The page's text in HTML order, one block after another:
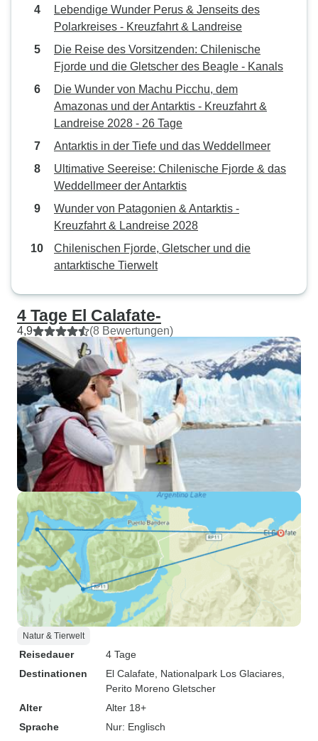
Lebendige Wunder Perus & Jenseits des
Polarkreises - Kreuzfahrt & Landreise
Die Reise des Vorsitzenden: Chilenische
Fjorde und die Gletscher des Beagle - Kanals
Die Wunder von Machu Picchu, dem
Amazonas und der Antarktis - Kreuzfahrt &
Landreise 2028 - 26 Tage
Antarktis in der Tiefe und das Weddellmeer
Ultimative Seereise: Chilenische Fjorde & das
Weddellmeer der Antarktis
Wunder von Patagonien & Antarktis -
Kreuzfahrt & Landreise 2028
Chilenischen Fjorde, Gletscher und die
antarktische Tierwelt
4 Tage El Calafate-
4,9 (8 Bewertungen)
Natur & Tierwelt
Reisedauer
4 Tage
Destinationen
El Calafate , Nationalpark Los Glaciares
Perito Moreno Gletscher
Alter
Alter 18+
Sprache
Nur: Englisch